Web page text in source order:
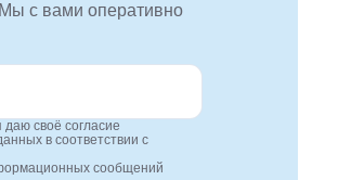
Мы с вами оперативно
даю своё согласие
в соответствии с
сообщений